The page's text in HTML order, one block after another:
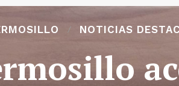
NOTICIAS